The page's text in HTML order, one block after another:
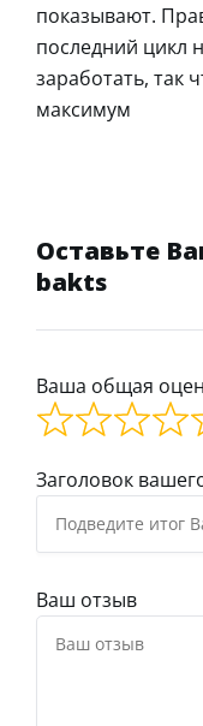
показывают.
последний цикл
заработать, так
максимум
Оставьте
bakts
Ваша общая
Заголовок
Ваш отзыв